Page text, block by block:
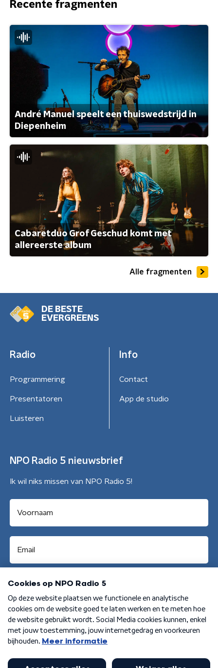
Recente fragmenten
André Manuel speelt een thuiswedstrijd in
Diepenheim
Cabaretduo Grof Geschud komt met
allereerste album
Alle fragmenten
DE BESTE
EVERGREENS
Radio
Programmering
Presentatoren
Luisteren
Info
Contact
App de studio
NPO Radio 5 nieuwsbrief
Ik wil niks missen van NPO Radio 5!
Aanmelden
Algemene voorwaarden